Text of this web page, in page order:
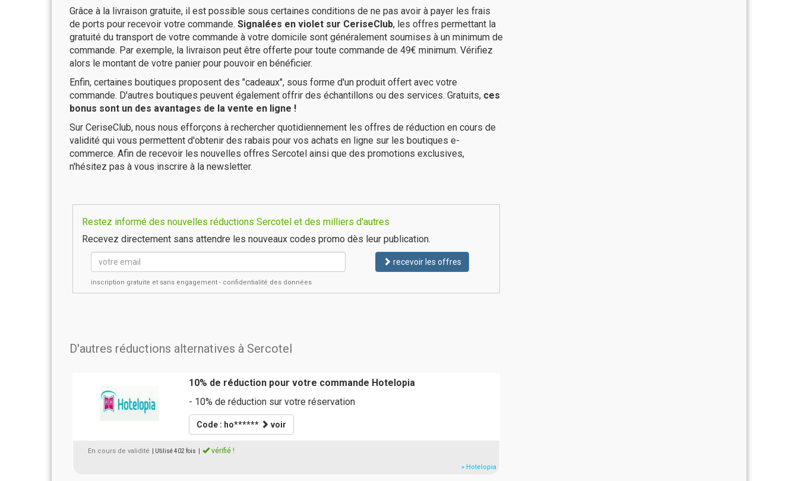
Grâce à la livraison gratuite, il est possible sous certaines conditions de ne pas avoir à payer les frais
de ports pour recevoir votre commande. Signalées en violet sur CeriseClub, les offres permettant la
gratuité du transport de votre commande à votre domicile sont généralement soumises à un minimum de
commande. Par exemple, la livraison peut être offerte pour toute commande de 49€ minimum. Vérifiez
alors le montant de votre panier pour pouvoir en bénéficier.
Enfin, certaines boutiques proposent des "cadeaux", sous forme d'un produit offert avec votre
commande. D'autres boutiques peuvent également offrir des échantillons ou des services. Gratuits, ces
bonus sont un des avantages de la vente en ligne !
Sur CeriseClub, nous nous efforçons à rechercher quotidiennement les offres de réduction en cours de
validité qui vous permettent d'obtenir des rabais pour vos achats en ligne sur les boutiques e-
commerce. Afin de recevoir les nouvelles offres Sercotel ainsi que des promotions exclusives,
n'hésitez pas à vous inscrire à la newsletter.
Restez informé des nouvelles réductions Sercotel et des milliers d'autres
Recevez directement sans attendre les nouveaux codes promo dès leur publication.
recevoir les offres
inscription gratuite et sans engagement - confidentialité des données
D'autres réductions alternatives à Sercotel
10% de réduction pour votre commande Hotelopia
- 10% de réduction sur votre réservation
Code : ho****** voir
En cours de validité | Utilisé 402 fois vérifié !
» Hotelopia